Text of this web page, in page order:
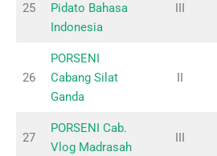
25
Pidato Bahasa
Indonesia
26
PORSENI
Cabang Silat
Ganda
27
PORSENI Cab.
Vlog Madrasah